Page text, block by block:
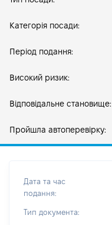
Категорія посади:
Період подання:
Високий ризик:
Відповідальне становище:
Пройшла автоперевірку:
Дата та час
подання:
Тип документа: